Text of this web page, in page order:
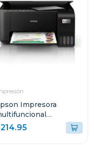
Impresora
ecotank